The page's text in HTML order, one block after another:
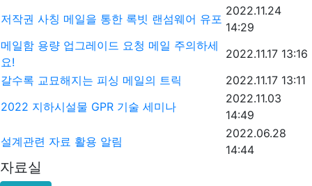
저작권 사칭 메일을 통한 록빗 랜섬웨어 유포
2022.11.24
14:29
메일함 용량 업그레이드 요청 메일 주의하세
요!
2022.11.17 13:16
갈수록 교묘해지는 피싱 메일의 트릭
2022.11.17 13:11
2022 지하시설물 GPR 기술 세미나
2022.11.03
14:49
설계관련 자료 활용 알림
2022.06.28
14:44
자료실